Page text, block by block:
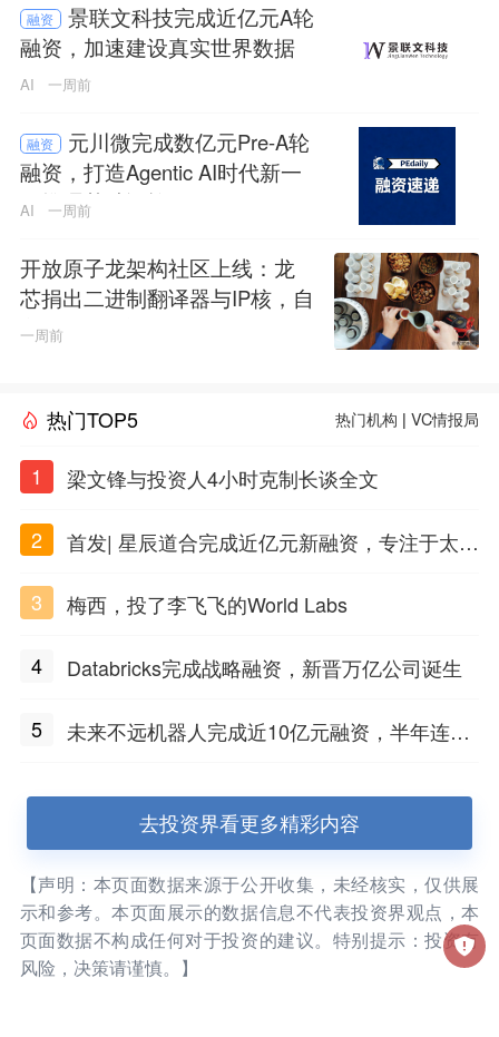
融资
景联文科技完成近亿元A轮
融资，加速建设真实世界数据
与基础设施
AI 一周前
融资
元川微完成数亿元Pre-A轮
融资，打造Agentic AI时代新一
代推理基础设施
AI 一周前
开放原子龙架构社区上线：龙
芯捐出二进制翻译器与IP核，自
主CPU生态迎来开源拐点
一周前
热门TOP5 热门机构 |VC情报局
1 梁文锋与投资人4小时克制长谈全文
2
首发| 星辰道合完成近亿元新融资，专注于太空
3
梅西，投了李飞飞的World Labs
4 Databricks完成战略融资，新晋万亿公司诞生
5
未来不远机器人完成近10亿元融资，半年连获
去投资界看更多精彩内容
【声明：本页面数据来源于公开收集，未经核实，仅供展
示和参考。本页面展示的数据信息不代表投资界观点，本
页面数据不构成任何对于投资的建议。特别提示：投资有
风险，决策请谨慎。】